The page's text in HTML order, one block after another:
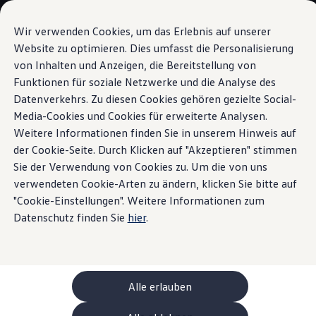
Wir verwenden Cookies, um das Erlebnis auf unserer
Website zu optimieren. Dies umfasst die Personalisierung
von Inhalten und Anzeigen, die Bereitstellung von
Funktionen für soziale Netzwerke und die Analyse des
Datenverkehrs. Zu diesen Cookies gehören gezielte Social-
Media-Cookies und Cookies für erweiterte Analysen.
Weitere Informationen finden Sie in unserem Hinweis auf
der Cookie-Seite. Durch Klicken auf "Akzeptieren" stimmen
Sie der Verwendung von Cookies zu. Um die von uns
verwendeten Cookie-Arten zu ändern, klicken Sie bitte auf
"Cookie-Einstellungen". Weitere Informationen zum
Datenschutz finden Sie hier.
Alle erlauben
Zum
Hauptinhalt
springen
Zum
Footer
springen
Ihre Konfiguration
Sondermodelle UNITED
Beratung und Kauf
Aktuelle Angebote
Geschäftskunden und Flotten
Sofort verfügbare Fahrzeuge
Occasionen
Finanzierung
Leasing-Rechner
Elektromobilität
Kosten und Finanzierung
Laden und Reichweite
Zuhause Laden
Unterwegs Laden
Bidirektionales Laden
Erneuerbare Energielösung: Helion
ChargeOn
Technologie und Batterie
Wie das Batteriesystem der ID. Modelle
Nachhaltiges Laden
Nachhaltiges Laden:
Volkswagen
Naturstrom
Elektrisierend: unserVolkswagenLadekonzept
Elektromobilität soll nicht nur so nachhaltig wie möglich